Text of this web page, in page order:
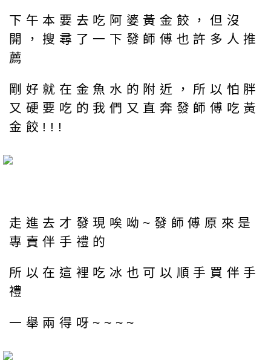
下午本要去吃阿婆黃金餃，但沒
開，搜尋了一下發師傅也許多人推
薦
剛好就在金魚水的附近，所以怕胖
又硬要吃的我們又直奔發師傅吃黃
金餃!!!
走進去才發現唉呦~發師傅原來是
專賣伴手禮的
所以在這裡吃冰也可以順手買伴手
禮
一舉兩得呀~~~~